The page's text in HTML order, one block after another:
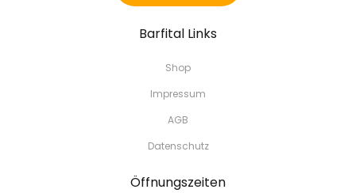
Barfital Links
Shop
Impressum
AGB
Datenschutz
Öffnungszeiten